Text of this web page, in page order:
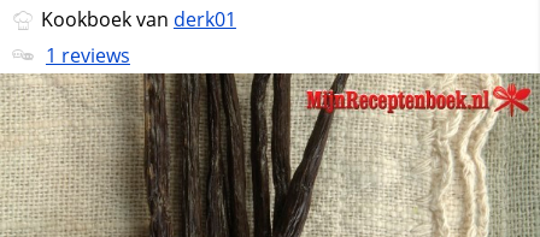
Kookboek van derk01
1 reviews